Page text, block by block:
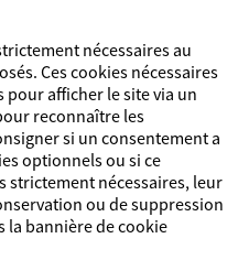
nécessaires au
Ces cookies nécessaires
pour afficher le site via un
reconnaître les
si un consentement a
optionnels ou si ce
strictement nécessaires, leur
ou de suppression
la bannière de cookie